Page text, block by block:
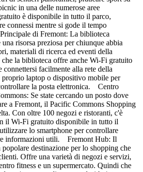
in una delle numerose aree
è disponibile in tutto il parco,
connessi mentre si gode il tempo
di Fremont: La biblioteca
risorsa preziosa per chiunque abbia
materiali di ricerca ed eventi della
che la biblioteca offre anche Wi-Fi gratuito
facilmente alla rete della
laptop o dispositivo mobile per
la posta elettronica. Centro
Se state cercando un posto dove
a Fremont, il Pacific Commons Shopping
Con oltre 100 negozi e ristoranti, c'è
il Wi-Fi gratuito disponibile in tutto il
lo smartphone per controllare
informazioni utili. Fremont Hub: Il
destinazione per lo shopping che
Offre una varietà di negozi e servizi,
fitness e un supermercato. Quindi che